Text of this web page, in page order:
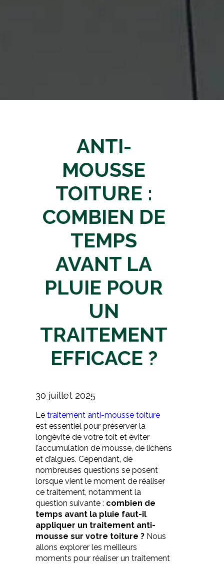
ANTI-
MOUSSE
TOITURE :
COMBIEN DE
TEMPS
AVANT LA
PLUIE POUR
UN
TRAITEMENT
EFFICACE ?
30 juillet 2025
Le traitement anti-mousse toiture
est essentiel pour préserver la
longévité de votre toit et éviter
l’accumulation de mousse, de lichens
et d’algues. Cependant, de
nombreuses questions se posent
lorsque vient le moment de réaliser
ce traitement, notamment la
question suivante : combien de
temps avant la pluie faut-il
appliquer un traitement anti-
mousse sur votre toiture ?Nous
allons explorer les meilleurs
moments pour réaliser un traitement